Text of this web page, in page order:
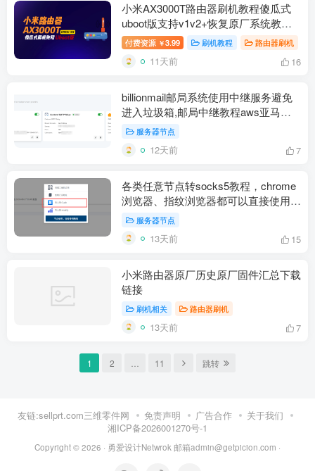
小米AX3000T路由器刷机教程傻瓜式
uboot版支持v1v2+恢复原厂系统教程
RD03 RD23
付费资源 ￥3.99 刷机教程 路由器刷机
11天前 16
billionmail邮局系统使用中继服务避免
进入垃圾箱,邮局中继教程aws亚马逊
云设置resend免费中继
服务器节点
12天前 7
各类任意节点转socks5教程，chrome
浏览器、指纹浏览器都可以直接使用每
个窗口一个独立海外原生IP
服务器节点
13天前 15
小米路由器原厂历史原厂固件汇总下载
链接
刷机相关 路由器刷机
13天前 7
1 2 11 跳转
友链:sellprt.com三维零件网 免责声明 广告合作
关于我们
湘ICP备2026001270号-1
Copyright © 2026 · 勇爱设计Netwrok 邮箱admin@getpicion.com ·